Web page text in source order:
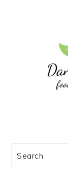
Search